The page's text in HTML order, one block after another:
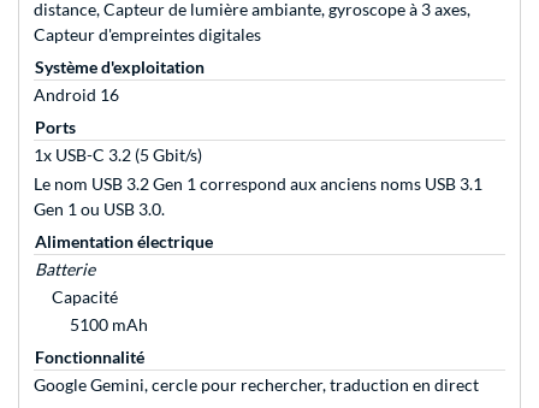
distance, Capteur de lumière ambiante, gyroscope à 3 axes,
Capteur d'empreintes digitales
Système d'exploitation
Android 16
Ports
1x USB-C 3.2 (5 Gbit/s)
Le nom USB 3.2 Gen 1 correspond aux anciens noms USB 3.1
Gen 1 ou USB 3.0.
Alimentation électrique
Batterie
Capacité
5100 mAh
Fonctionnalité
Google Gemini, cercle pour rechercher, traduction en direct